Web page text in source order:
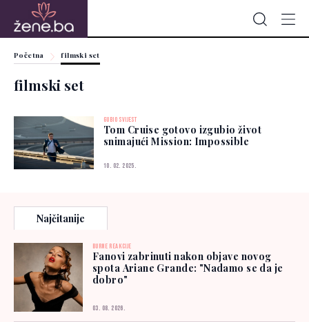
Početna filmski set
filmski set
GUBIO SVIJEST
Tom Cruise gotovo izgubio život
snimajući Mission: Impossible
10. 02. 2025.
Najčitanije
BURNE REAKCIJE
Fanovi zabrinuti nakon objave novog
spota Ariane Grande: "Nadamo se da je
dobro"
03. 08. 2026.